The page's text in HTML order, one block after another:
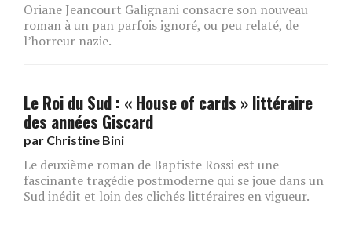
Oriane Jeancourt Galignani consacre son nouveau
roman à un pan parfois ignoré, ou peu relaté, de
l’horreur nazie.
Le Roi du Sud : « House of cards » littéraire
des années Giscard
par Christine Bini
Le deuxième roman de Baptiste Rossi est une
fascinante tragédie postmoderne qui se joue dans un
Sud inédit et loin des clichés littéraires en vigueur.